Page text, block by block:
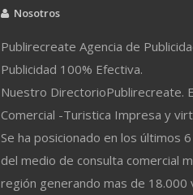
Nosotros
Publirecreate Agencia de
Publicidad 100% Efectiva.
Nuestro DirectorioPublirecreate.
Comercial -Turistica Impresa y
Se ha posicionado en los últimos
del medio de consulta comercial
región generando mas de 18.000